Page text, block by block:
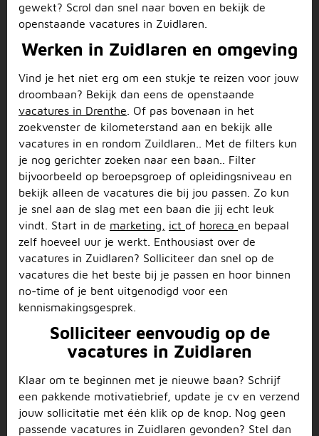
gewekt? Scrol dan snel naar boven en bekijk de
openstaande vacatures in Zuidlaren.
Werken in Zuidlaren en omgeving
Vind je het niet erg om een stukje te reizen voor jouw
droombaan? Bekijk dan eens de openstaande
vacatures in Drenthe . Of pas bovenaan in het
zoekvenster de kilometerstand aan en bekijk alle
vacatures in en rondom Zuildlaren.. Met de filters kun
je nog gerichter zoeken naar een baan.. Filter
bijvoorbeeld op beroepsgroep of opleidingsniveau en
bekijk alleen de vacatures die bij jou passen. Zo kun
je snel aan de slag met een baan die jij echt leuk
vindt. Start in de marketing, ict of horeca en bepaal
zelf hoeveel uur je werkt. Enthousiast over de
vacatures in Zuidlaren? Solliciteer dan snel op de
vacatures die het beste bij je passen en hoor binnen
no-time of je bent uitgenodigd voor een
kennismakingsgesprek.
Solliciteer eenvoudig op de
vacatures in Zuidlaren
Klaar om te beginnen met je nieuwe baan? Schrijf
een pakkende motivatiebrief, update je cv en verzend
jouw sollicitatie met één klik op de knop. Nog geen
passende vacatures in Zuidlaren gevonden? Stel dan